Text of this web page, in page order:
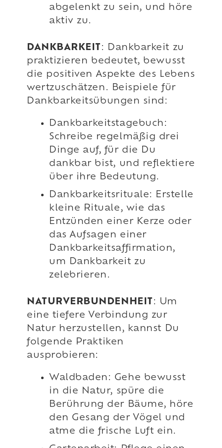
abgelenkt zu sein, und höre
aktiv zu.
DANKBARKEIT : Dankbarkeit zu
praktizieren bedeutet, bewusst
die positiven Aspekte des Lebens
wertzuschätzen. Beispiele für
Dankbarkeitsübungen sind:
Dankbarkeitstagebuch:
Schreibe regelmäßig drei
Dinge auf, für die Du
dankbar bist, und reflektiere
über ihre Bedeutung.
Dankbarkeitsrituale: Erstelle
kleine Rituale, wie das
Entzünden einer Kerze oder
das Aufsagen einer
Dankbarkeitsaffirmation,
um Dankbarkeit zu
zelebrieren.
NATURVERBUNDENHEIT : Um
eine tiefere Verbindung zur
Natur herzustellen, kannst Du
folgende Praktiken
ausprobieren:
Waldbaden: Gehe bewusst
in die Natur, spüre die
Berührung der Bäume, höre
den Gesang der Vögel und
atme die frische Luft ein.